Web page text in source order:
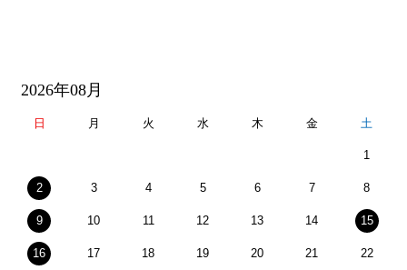
2026年08月
日 月 火 水 木 金 土
1
2 3 4 5 6 7 8
9 10 11 12 13 14 15
16 17 18 19 20 21 22